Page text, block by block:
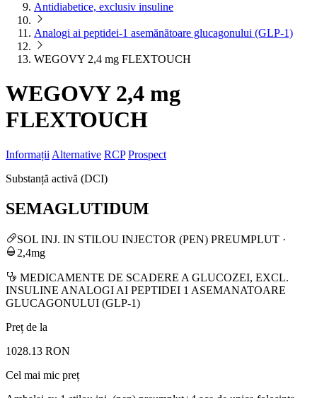
Antidiabetice, exclusiv insuline
Analogi ai peptidei-1 asemănătoare glucagonului (GLP-1)
WEGOVY 2,4 mg FLEXTOUCH
WEGOVY 2,4 mg
FLEXTOUCH
Informații Alternative RCP Prospect
Substanță activă (DCI)
SEMAGLUTIDUM
SOL INJ. IN STILOU INJECTOR (PEN) PREUMPLUT ·
2,4mg
MEDICAMENTE DE SCADERE A GLUCOZEI, EXCL.
INSULINE ANALOGI AI PEPTIDEI 1 ASEMANATOARE
GLUCAGONULUI (GLP-1)
Preț de la
1028.13 RON
Cel mai mic preț